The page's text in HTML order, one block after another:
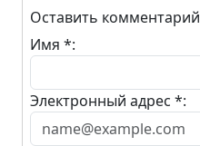
Оставить комментарий
Имя *:
Электронный адрес *: